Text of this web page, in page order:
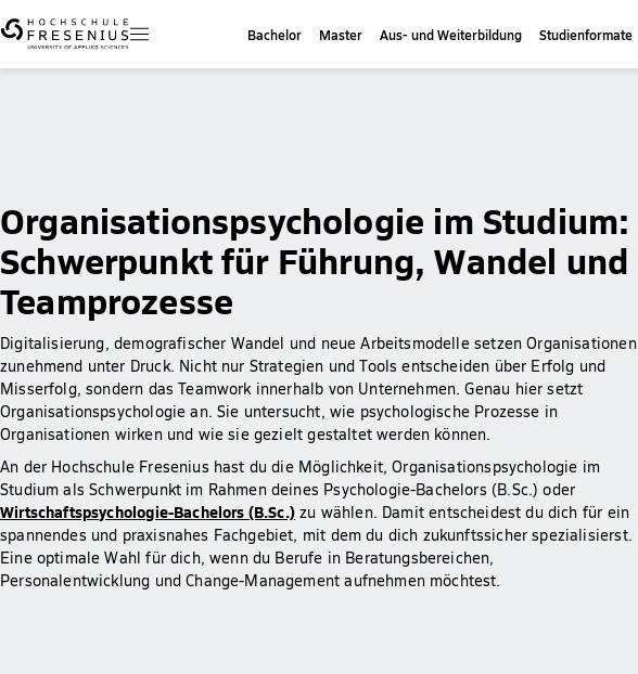
Bachelor Master Aus- und Weiterbildung Studienformate
Organisationspsychologie im Studium:
Schwerpunkt für Führung, Wandel und
Teamprozesse
Digitalisierung, demografischer Wandel und neue Arbeitsmodelle setzen Organisationen
zunehmend unter Druck. Nicht nur Strategien und Tools entscheiden über Erfolg und
Misserfolg, sondern das Teamwork innerhalb von Unternehmen. Genau hier setzt
Organisationspsychologie an. Sie untersucht, wie psychologische Prozesse in
Organisationen wirken und wie sie gezielt gestaltet werden können.
An der Hochschule Fresenius hast du die Möglichkeit, Organisationspsychologie im
Studium als Schwerpunkt im Rahmen deines Psychologie-Bachelors (B.Sc.) oder
Wirtschaftspsychologie-Bachelors (B.Sc.) zu wählen. Damit entscheidest du dich für ein
spannendes und praxisnahes Fachgebiet, mit dem du dich zukunftssicher spezialisierst.
Eine optimale Wahl für dich, wenn du Berufe in Beratungsbereichen,
Personalentwicklung und Change-Management aufnehmen möchtest.